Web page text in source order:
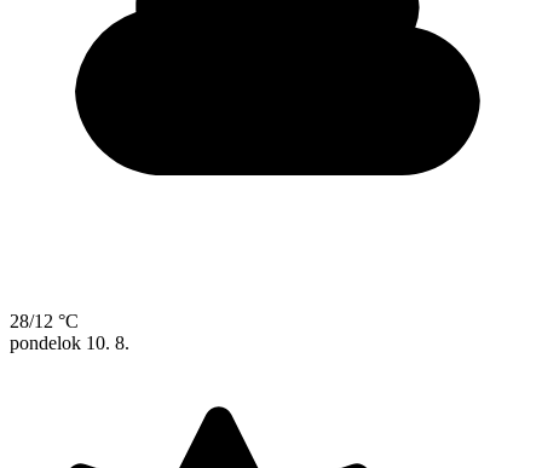
28/12 °C
pondelok 10. 8.